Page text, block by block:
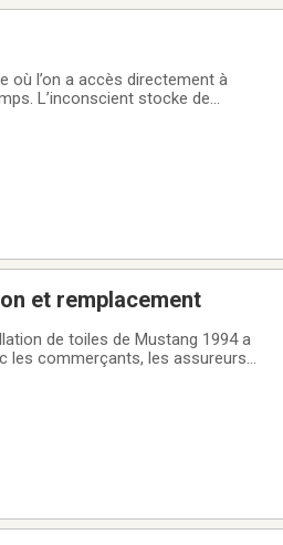
l’on a accès directement à
de
installation, certaines reparation et remplacement
de toiles de Mustang 1994 a
les commerçants, les assureurs